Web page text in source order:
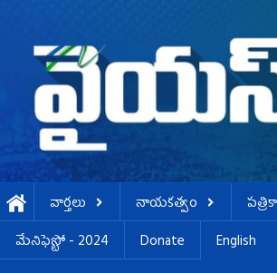
వార్తలు నాయకత్వం
మేనిఫెస్టో - 2024
Donate English